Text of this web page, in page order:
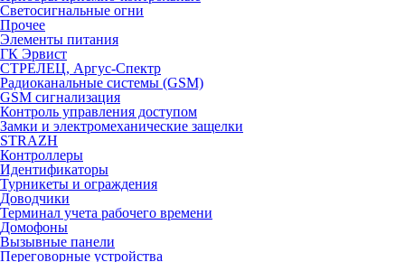
Светосигнальные огни
Прочее
Элементы питания
ГК Эрвист
СТРЕЛЕЦ, Аргус-Спектр
Радиоканальные системы (GSM)
GSM сигнализация
Контроль управления доступом
Замки и электромеханические защелки
STRAZH
Контроллеры
Идентификаторы
Турникеты и ограждения
Доводчики
Терминал учета рабочего времени
Домофоны
Вызывные панели
Переговорные устройства